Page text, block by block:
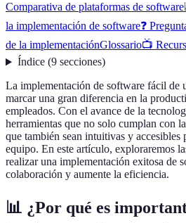
Comparativa de plataformas de software
la implementación de software❓
de la implementaciónGlossario📺
Índice(9 secciones)
La implementación de software fácil de
marcar una gran diferencia en la
empleados. Con el avance de la
herramientas que no solo cumplan con
que también sean intuitivas y accesibles
equipo. En este artículo, exploraremos
realizar una implementación exitosa de
colaboración y aumente la eficiencia.
📊 ¿Por qué es